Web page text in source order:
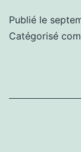
Publié le
Catégorisé